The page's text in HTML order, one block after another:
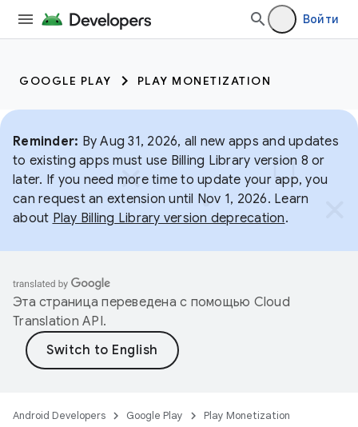
Войти
GOOGLE PLAY PLAY MONETIZATION
Reminder: By Aug 31, 2026, all new apps and updates
to existing apps must use Billing Library version 8 or
later. If you need more time to update your app, you
can request an extension until Nov 1, 2026. Learn
about Play Billing Library version deprecation.
Эта страница переведена с помощью Cloud
Translation API.
Android Developers Google Play Play Monetization